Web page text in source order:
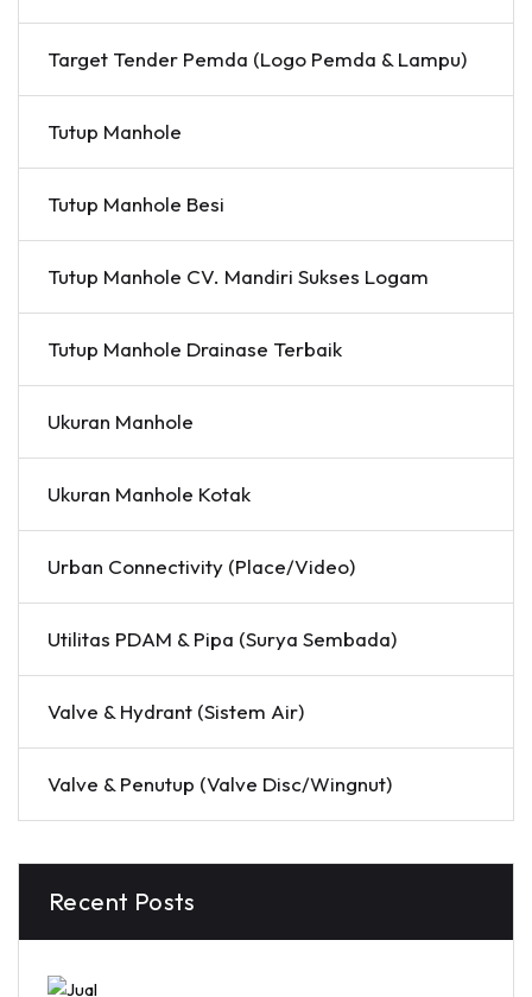
Target Tender Pemda (Logo Pemda & Lampu)
Tutup Manhole
Tutup Manhole Besi
Tutup Manhole CV. Mandiri Sukses Logam
Tutup Manhole Drainase Terbaik
Ukuran Manhole
Ukuran Manhole Kotak
Urban Connectivity (Place/Video)
Utilitas PDAM & Pipa (Surya Sembada)
Valve & Hydrant (Sistem Air)
Valve & Penutup (Valve Disc/Wingnut)
Recent Posts